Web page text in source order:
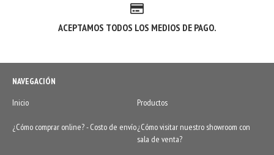
ACEPTAMOS TODOS LOS MEDIOS DE PAGO.
NAVEGACIÓN
Inicio
Productos
¿Cómo comprar online? - Costo de envío¿Cómo visitar nuestro showroom con
sala de venta?